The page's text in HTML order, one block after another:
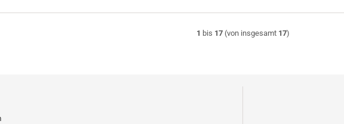
1 bis 17 (von insgesamt 17)